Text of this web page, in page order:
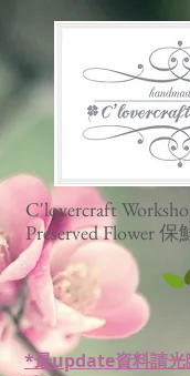
C'lovercraft
Preserved Flower
*最update資料請